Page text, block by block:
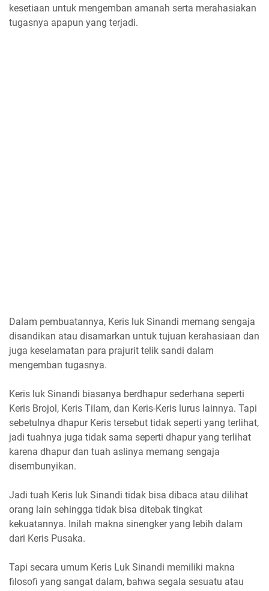
kesetiaan untuk mengemban amanah serta merahasiakan
tugasnya apapun yang terjadi.
Dalam pembuatannya, Keris luk Sinandi memang sengaja
disandikan atau disamarkan untuk tujuan kerahasiaan dan
juga keselamatan para prajurit telik sandi dalam
mengemban tugasnya.
Keris luk Sinandi biasanya berdhapur sederhana seperti
Keris Brojol, Keris Tilam, dan Keris-Keris lurus lainnya. Tapi
sebetulnya dhapur Keris tersebut tidak seperti yang terlihat,
jadi tuahnya juga tidak sama seperti dhapur yang terlihat
karena dhapur dan tuah aslinya memang sengaja
disembunyikan.
Jadi tuah Keris luk Sinandi tidak bisa dibaca atau dilihat
orang lain sehingga tidak bisa ditebak tingkat
kekuatannya. Inilah makna sinengker yang lebih dalam
dari Keris Pusaka.
Tapi secara umum Keris Luk Sinandi memiliki makna
filosofi yang sangat dalam, bahwa segala sesuatu atau